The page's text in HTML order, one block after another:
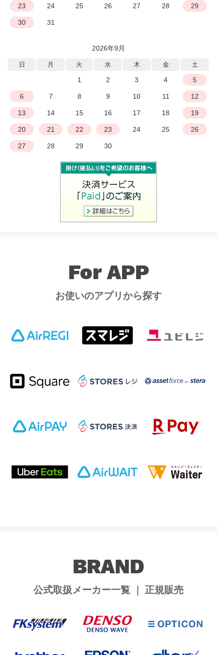
23 24 25 26 27 28 29
30 31
2026年9月
日 月 火 水 木 金 土
1 2 3 4 5
6 7 8 9 10 11 12
13 14 15 16 17 18 19
20 21 22 23 24 25 26
27 28 29 30
For APP
お使いのアプリから探す
BRAND
公式取扱メーカー一覧 ｜ 正規販売